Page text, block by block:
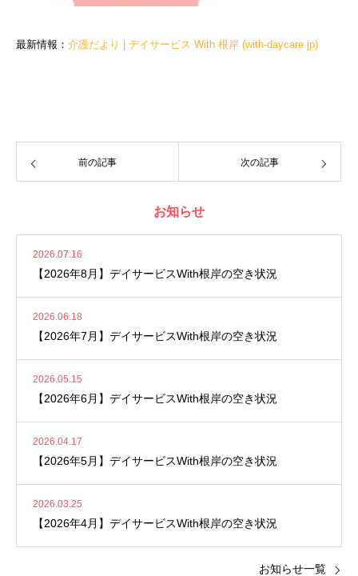
最新情報： 介護だより | デイサービス With 根岸 (with-daycare.jp)
前の記事 次の記事
お知らせ
2026.07.16
【2026年8月】デイサービスWith根岸の空き状況
2026.06.18
【2026年7月】デイサービスWith根岸の空き状況
2026.05.15
【2026年6月】デイサービスWith根岸の空き状況
2026.04.17
【2026年5月】デイサービスWith根岸の空き状況
2026.03.25
【2026年4月】デイサービスWith根岸の空き状況
お知らせ一覧